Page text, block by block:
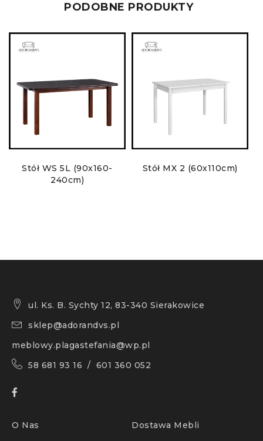
PODOBNE PRODUKTY
Stół WS 5L (90x160-
240cm)
Stół MX 2 (60x110cm)
ul. Ks. B. Sychty 12, 83-340 Sierakowice
sklep@adorandvs.pl
meblowy.plagastefania@wp.pl
58 681 93 16 / 601 360 052
O Nas Dostawa Mebli